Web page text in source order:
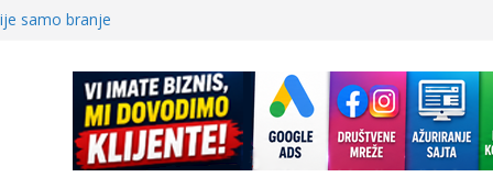
traženije Španija,
Od
medicinske